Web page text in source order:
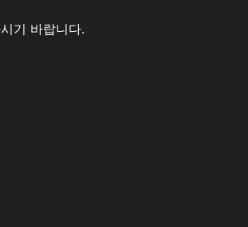
기 바랍니다.